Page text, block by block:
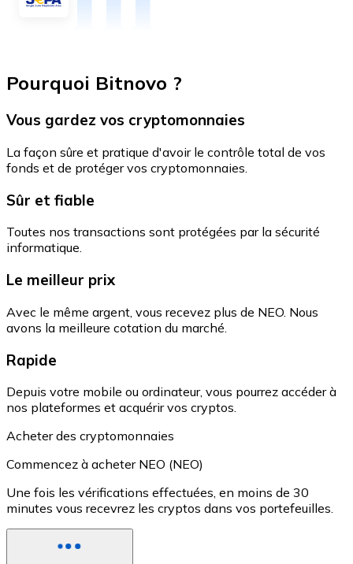
Pourquoi Bitnovo ?
Vous gardez vos cryptomonnaies
La façon sûre et pratique d'avoir le contrôle total de vos
fonds et de protéger vos cryptomonnaies.
Sûr et fiable
Toutes nos transactions sont protégées par la sécurité
informatique.
Le meilleur prix
Avec le même argent, vous recevez plus de NEO. Nous
avons la meilleure cotation du marché.
Rapide
Depuis votre mobile ou ordinateur, vous pourrez accéder à
nos plateformes et acquérir vos cryptos.
Acheter des cryptomonnaies
Commencez à acheter NEO (NEO)
Une fois les vérifications effectuées, en moins de 30
minutes vous recevrez les cryptos dans vos portefeuilles.